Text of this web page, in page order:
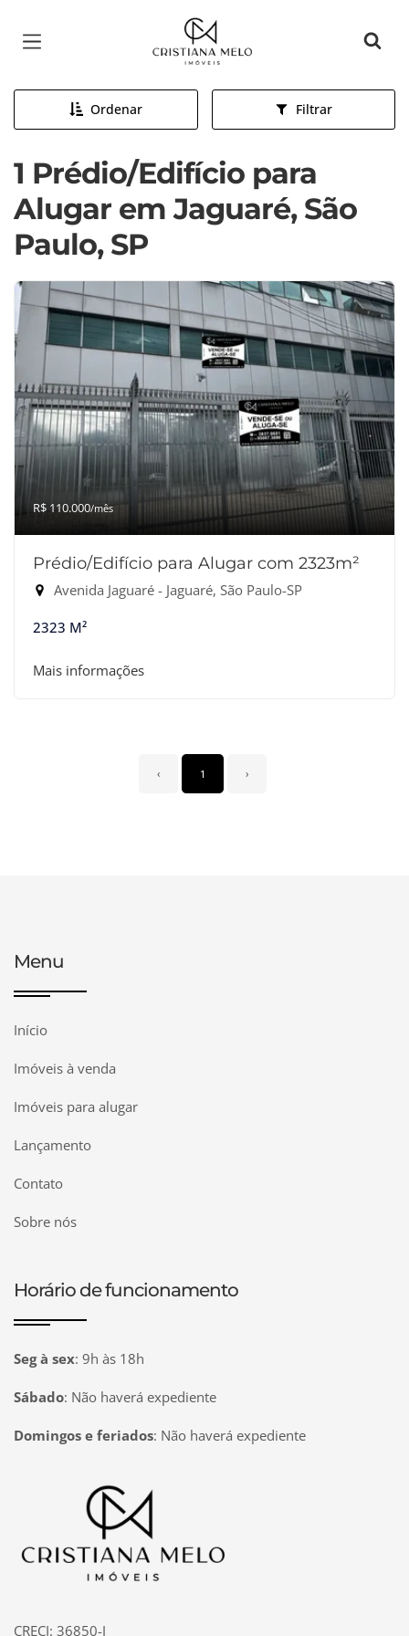
Página inicial
Ordenar Filtrar
1 Prédio/Edifício para
Alugar em Jaguaré, São
Paulo, SP
R$ 110.000/mês
Prédio/Edifício para Alugar com 2323m²
Avenida Jaguaré - Jaguaré, São Paulo-SP
2323 M²
Mais informações
‹ 1 ›
Menu
Início
Imóveis à venda
Imóveis para alugar
Lançamento
Contato
Sobre nós
Horário de funcionamento
Seg à sex: 9h às 18h
Sábado: Não haverá expediente
Domingos e feriados: Não haverá expediente
Página inicial
CRECI: 36850-J